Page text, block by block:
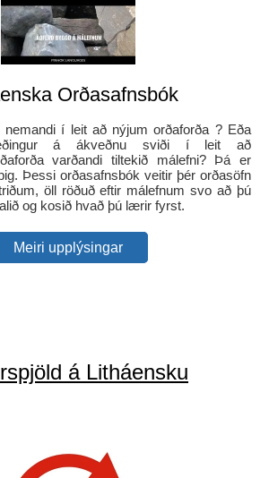
Orðasafnsbók
nemandi í leit að nýjum orðaforða ? Eða
á ákveðnu sviði í leit að
varðandi tiltekið málefni? Þá er
Þessi orðasafnsbók veitir þér orðasöfn
öll röðuð eftir málefnum svo að þú
og kosið hvað þú lærir fyrst.
Meiri upplýsingar
á Litháensku